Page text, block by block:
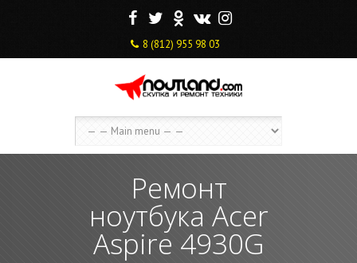
F T O V I
8 (812) 955 98 03
Ремонт
ноутбука Acer
Aspire 4930G